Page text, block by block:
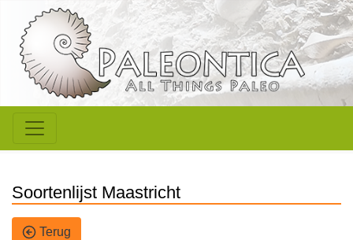
Soortenlijst Maastricht
Terug